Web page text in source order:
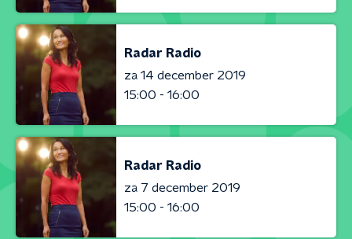
Radar Radio
za 14 december 2019
15:00 - 16:00
Radar Radio
za 7 december 2019
15:00 - 16:00